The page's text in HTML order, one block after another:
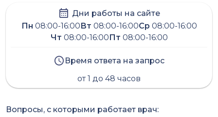
Дни работы на сайте
Пн 08:00-16:00 Вт 08:00-16:00Ср 08:00-16:00
Чт 08:00-16:00 Пт 08:00-16:00
Время ответа на запрос
от 1 до 48 часов
Вопросы, с которыми работает врач: